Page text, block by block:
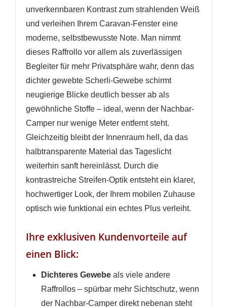
unverkennbaren Kontrast zum strahlenden Weiß
und verleihen Ihrem Caravan-Fenster eine
moderne, selbstbewusste Note. Man nimmt
dieses Raffrollo vor allem als zuverlässigen
Begleiter für mehr Privatsphäre wahr, denn das
dichter gewebte Scherli-Gewebe schirmt
neugierige Blicke deutlich besser ab als
gewöhnliche Stoffe – ideal, wenn der Nachbar-
Camper nur wenige Meter entfernt steht.
Gleichzeitig bleibt der Innenraum hell, da das
halbtransparente Material das Tageslicht
weiterhin sanft hereinlässt. Durch die
kontrastreiche Streifen-Optik entsteht ein klarer,
hochwertiger Look, der Ihrem mobilen Zuhause
optisch wie funktional ein echtes Plus verleiht.
Ihre exklusiven Kundenvorteile auf
einen Blick:
Dichteres Gewebe als viele andere
Raffrollos – spürbar mehr Sichtschutz, wenn
der Nachbar-Camper direkt nebenan steht